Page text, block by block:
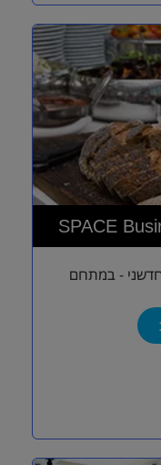
- במתחם